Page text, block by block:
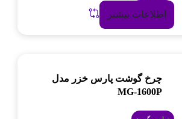
اطلاعات بیشتر
چرخ گوشت پارس خزر مدل
MG-1600P